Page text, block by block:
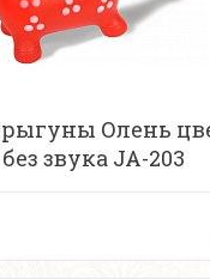
Олень
без звука JA-203